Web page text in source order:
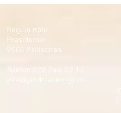
Regula Böhi
Präsidentin
9504 Friltschen
Telefon 078 746 02 15
info@landfrauen-tg.ch